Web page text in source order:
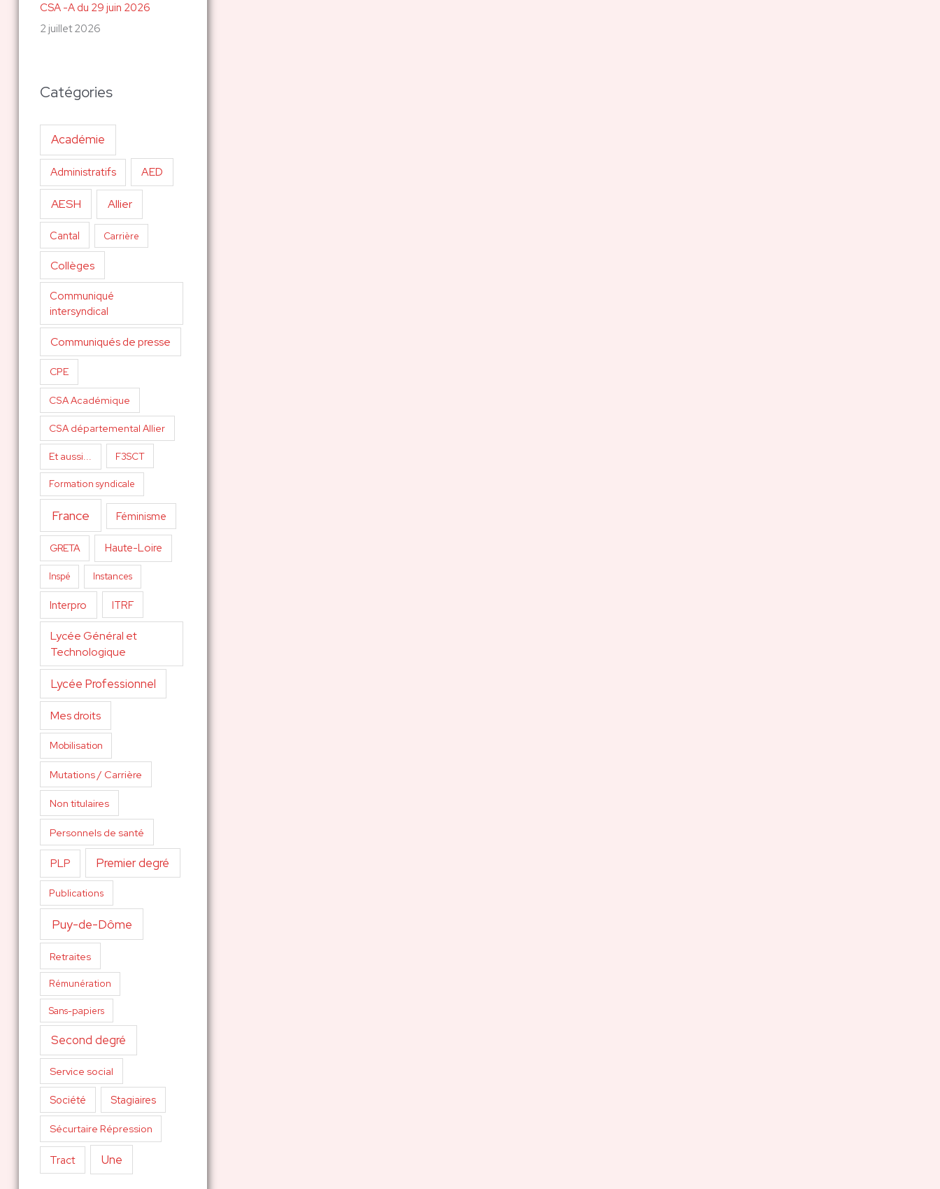
CSA -A du 29 juin 2026
2 juillet 2026
Catégories
Académie
Administratifs AED
AESH Allier
Cantal Carrière
Collèges
Communiqué
intersyndical
Communiqués de presse
CPE
CSA Académique
CSA départemental Allier
Et aussi... F3SCT
Formation syndicale
France Féminisme
GRETA Haute-Loire
Inspé Instances
Interpro ITRF
Lycée Général et
Technologique
Lycée Professionnel
Mes droits
Mobilisation
Mutations / Carrière
Non titulaires
Personnels de santé
PLP Premier degré
Publications
Puy-de-Dôme
Retraites
Rémunération
Sans-papiers
Second degré
Service social
Société Stagiaires
Sécurtaire Répression
Tract Une